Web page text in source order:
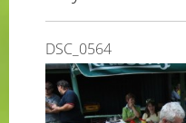
DSC_0564